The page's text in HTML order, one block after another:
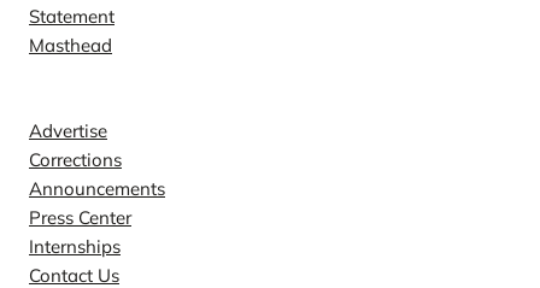
Statement
Masthead
Advertise
Corrections
Announcements
Press Center
Internships
Contact Us